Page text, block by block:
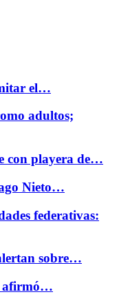
el…
adultos;
con playera de…
Nieto…
federativas:
sobre…
afirmó…